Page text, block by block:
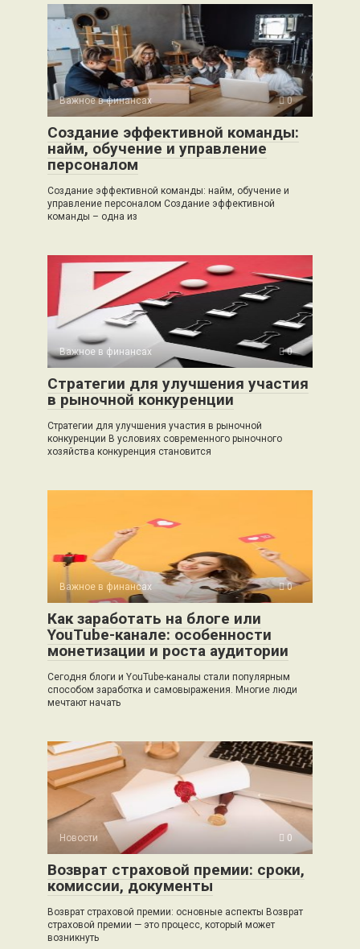
Важное в финансах 0
Создание эффективной команды:
найм, обучение и управление
персоналом
Создание эффективной команды: найм, обучение и
управление персоналом Создание эффективной
команды – одна из
Важное в финансах 0
Стратегии для улучшения участия
в рыночной конкуренции
Стратегии для улучшения участия в рыночной
конкуренции В условиях современного рыночного
хозяйства конкуренция становится
Важное в финансах 0
Как заработать на блоге или
YouTube-канале: особенности
монетизации и роста аудитории
Сегодня блоги и YouTube-каналы стали популярным
способом заработка и самовыражения. Многие люди
мечтают начать
Новости 0
Возврат страховой премии: сроки,
комиссии, документы
Возврат страховой премии: основные аспекты Возврат
страховой премии — это процесс, который может
возникнуть